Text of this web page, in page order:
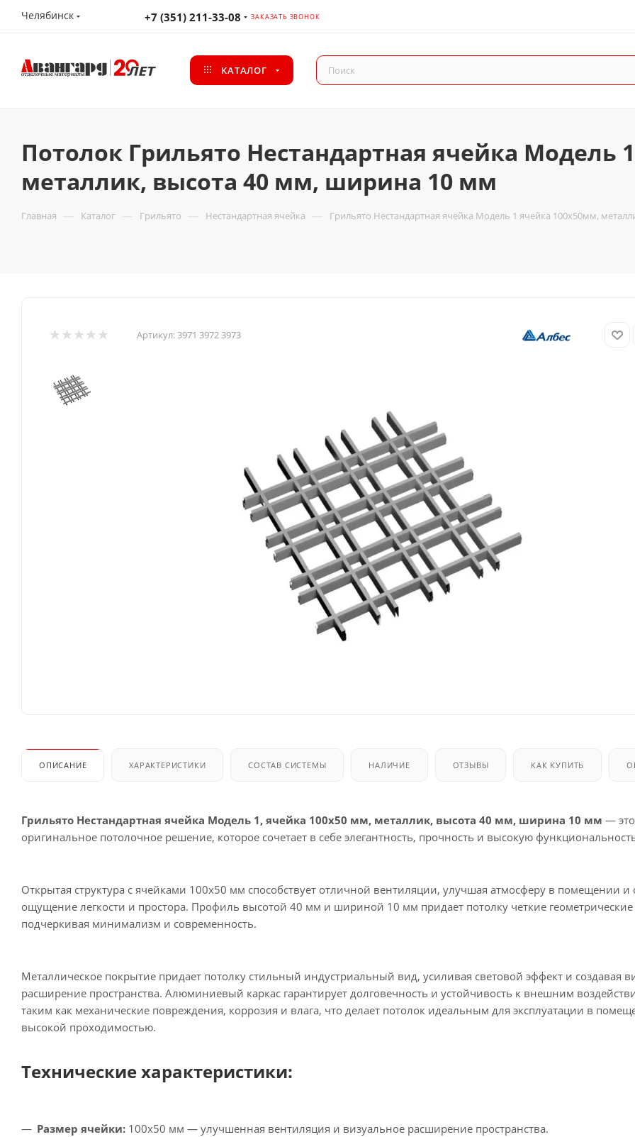
Челябинск +7 (351) 211-33-08 ЗАКАЗАТЬ ЗВОНОК
КАТАЛОГ
Потолок Грильято Нестандартная ячейка Модель
металлик, высота 40 мм, ширина 10 мм
Главная — Каталог — Грильято — Нестандартная ячейка — Грильято Нестандартная ячейка Модель 1 ячейка 100х50мм,
Артикул:3971 3972 3973
ОПИСАНИЕ ХАРАКТЕРИСТИКИ СОСТАВ СИСТЕМЫ НАЛИЧИЕ ОТЗЫВЫ КАК КУПИТЬ
Грильято Нестандартная ячейка Модель 1, ячейка 100х50 мм, металлик, высота 40 мм, ширина 10 мм — это
оригинальное потолочное решение, которое сочетает в себе элегантность, прочность и высокую
Открытая структура с ячейками 100х50 мм способствует отличной вентиляции, улучшая атмосферу в помещении и
ощущение легкости и простора. Профиль высотой 40 мм и шириной 10 мм придает потолку четкие
подчеркивая минимализм и современность.
Металлическое покрытие придает потолку стильный индустриальный вид, усиливая световой эффект и создавая
расширение пространства. Алюминиевый каркас гарантирует долговечность и устойчивость к внешним
таким как механические повреждения, коррозия и влага, что делает потолок идеальным для эксплуатации в
высокой проходимостью.
Технические характеристики:
Размер ячейки: 100х50 мм — улучшенная вентиляция и визуальное расширение пространства.